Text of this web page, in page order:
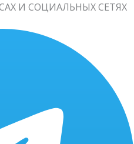
И СОЦИАЛЬНЫХ СЕТЯХ